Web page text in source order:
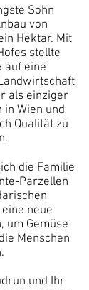
Sohn
von
Hektar. Mit
stellte
auf eine
als einziger
in Wien und
Qualität zu
die Familie
Parzellen
neue
um Gemüse
Menschen
und Ihr